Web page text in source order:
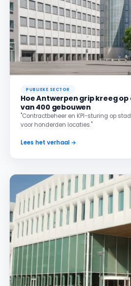
PUBLIEKE SECTOR
Hoe Antwerpen grip kreeg
van 400 gebouwen
"Contractbeheer en KPI-sturing op
voor honderden locaties."
Lees het verhaal →